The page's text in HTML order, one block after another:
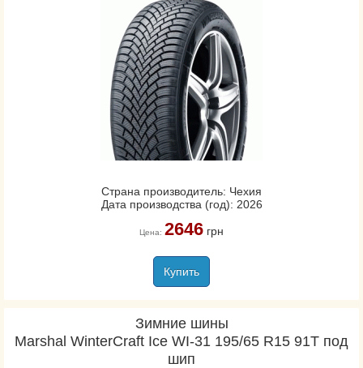
Страна производитель: Чехия
Дата производства (год): 2026
Цена: 2646грн
Купить
Зимние шины
Marshal WinterCraft Ice WI-31 195/65 R15 91T под
шип